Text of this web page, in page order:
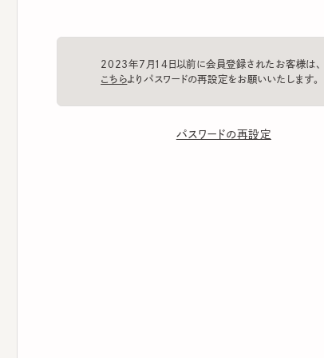
2023年7月14日以前に会員登録されたお客様は、
パスワードの再設定